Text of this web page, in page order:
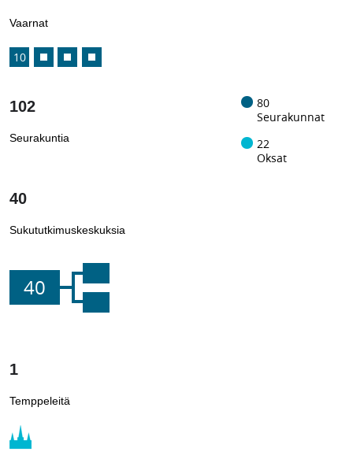
Vaarnat
10
102
Seurakuntia
80
Seurakunnat
22
Oksat
40
Sukututkimuskeskuksia
40
1
Temppeleitä